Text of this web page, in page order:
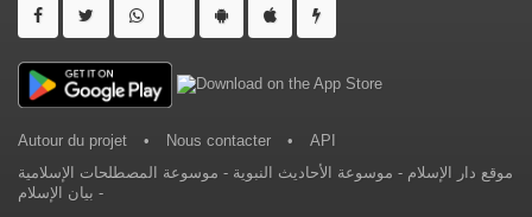
Autour du projet • Nous contacter •
API
موقع دار الإسلام - موسوعة الأحاديث النبوية - موسوعة المصطلحات الإسلامية
- بيان الإسلام